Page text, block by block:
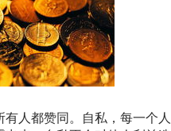
人都赞同。自私，每一个人